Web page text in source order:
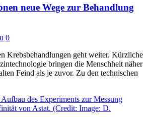
neue Wege zur Behandlung
0
Krebsbehandlungen geht weiter. Kürzliche
bringen die Menschheit näher
Feind als je zuvor. Zu den technischen